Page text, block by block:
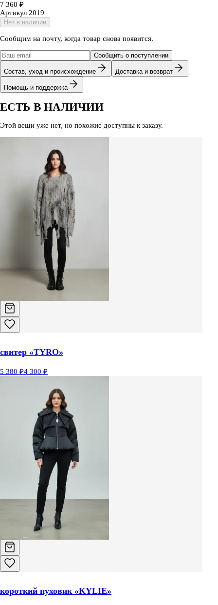
7 360 ₽
Артикул 2019
Нет в наличии
Сообщим на почту, когда товар снова появится.
Сообщить о поступлении
Состав, уход и происхождение Доставка и возврат
Помощь и поддержка
ЕСТЬ В НАЛИЧИИ
Этой вещи уже нет, но похожие доступны к заказу.
свитер «TYRO»
5 380 ₽4 300 ₽
короткий пуховик «KYLIE»